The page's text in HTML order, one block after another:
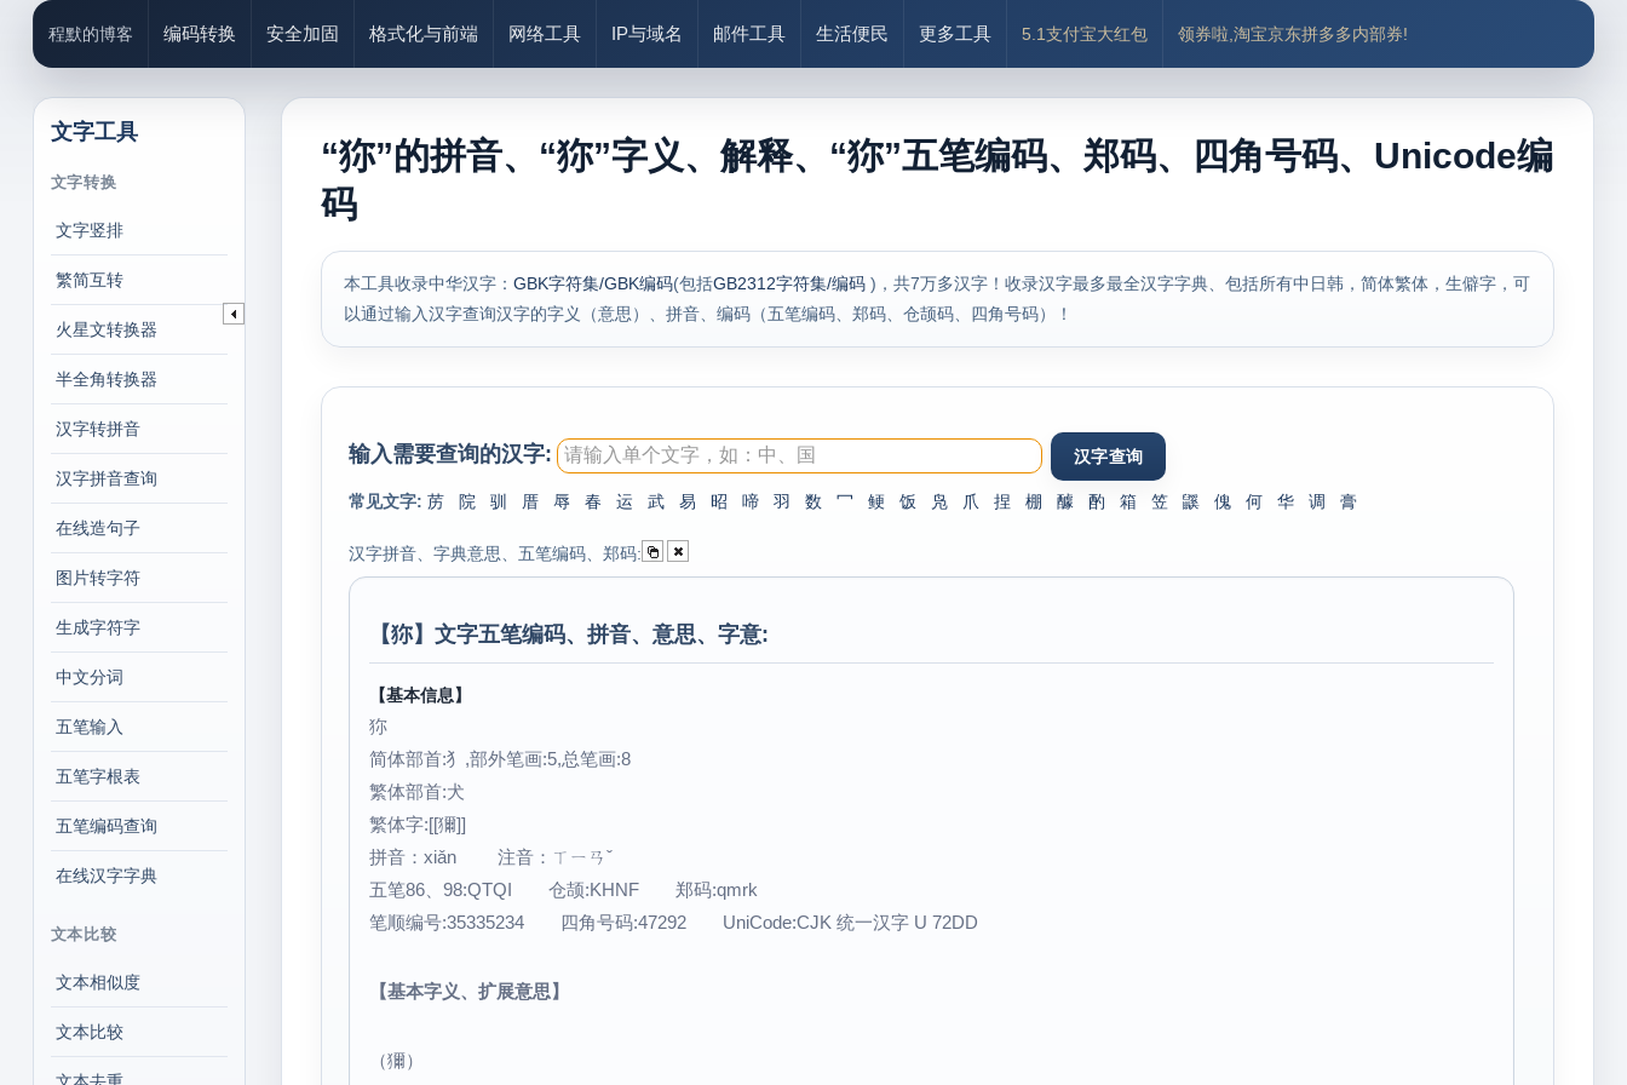
程默的博客 编码转换 安全加固 格式化与前端 网络工具 IP与域名 邮件工具 生活便民 更多工具 5.1支付宝大红包 领券啦,淘宝京东拼多多内部券!
文字工具
文字转换
文字竖排
繁简互转
火星文转换器
半全角转换器
汉字转拼音
汉字拼音查询
在线造句子
图片转字符
生成字符字
中文分词
五笔输入
五笔字根表
五笔编码查询
在线汉字字典
文本比较
文本相似度
文本比较
“狝”的拼音、“狝”字义、解释、“狝”五笔编码、郑码、四角号码、Unicode编
码
本工具收录中华汉字： GBK字符集/GBK编码(包括GB2312字符集/编码 )，共7万多汉字！收录汉字最多最全汉字字典、包括所有中日韩，简体繁体，生僻字，可
以通过输入汉字查询汉字的字义（意思）、拼音、编码（五笔编码、郑码、仓颉码、四角号码）！
输入需要查询的汉字:
常见文字: 苈 院 驯 厝 辱 春 运 武 易 昭 啼 羽 数 冖 鲠 饭 凫 爪 捏 棚 醵 酌 箱 笠 鼷 傀 何 华 调 膏
汉字拼音、字典意思、五笔编码、郑码:
【狝】文字五笔编码、拼音、意思、字意:
【基本信息】
狝
简体部首:犭,部外笔画:5,总笔画:8
繁体部首:犬
繁体字:[[獮]]
拼音：xiǎn 注音：ㄒㄧㄢˇ
五笔86、98:QTQI 仓颉:KHNF 郑码:qmrk
笔顺编号:35335234 四角号码:47292 UniCode:CJK 统一汉字 U 72DD
【基本字义、扩展意思】
（獮）